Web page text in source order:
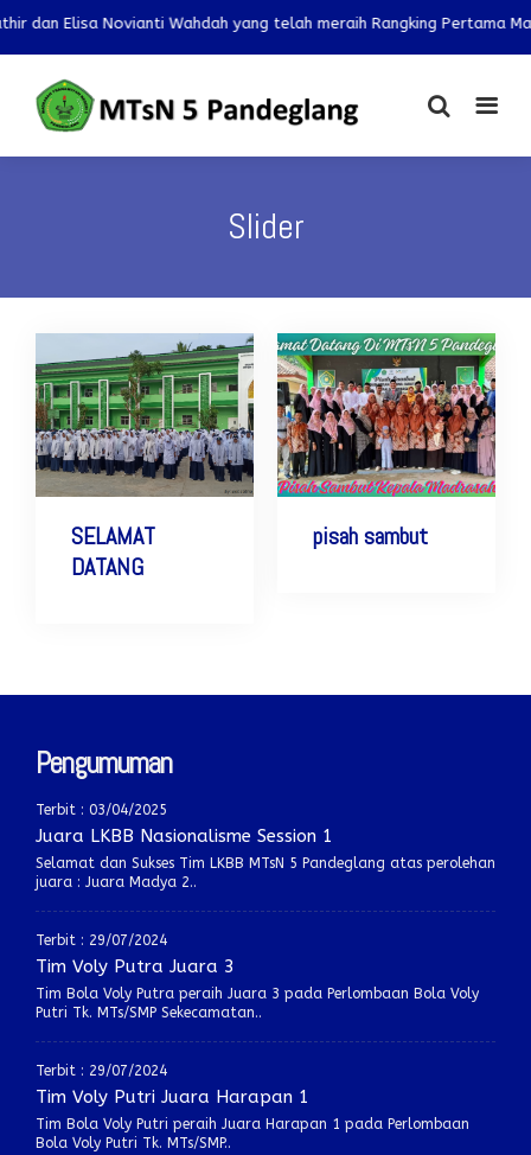
Elisa Novianti Wahdah yang telah meraih Rangking Pertama
Slider
SELAMAT
DATANG
pisah sambut
Pengumuman
Terbit : 03/04/2025
Juara LKBB Nasionalisme Session 1
Selamat dan Sukses Tim LKBB MTsN 5 Pandeglang atas perolehan
juara : Juara Madya 2..
Terbit : 29/07/2024
Tim Voly Putra Juara 3
Tim Bola Voly Putra peraih Juara 3 pada Perlombaan Bola Voly
Putri Tk. MTs/SMP Sekecamatan..
Terbit : 29/07/2024
Tim Voly Putri Juara Harapan 1
Tim Bola Voly Putri peraih Juara Harapan 1 pada Perlombaan
Bola Voly Putri Tk. MTs/SMP..